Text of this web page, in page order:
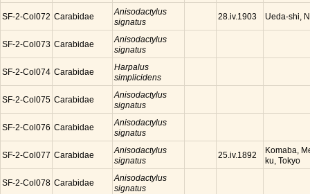
SF-2-Col072 Carabidae
Anisodactylus
signatus
28.iv.1903 Ueda-shi,
SF-2-Col073 Carabidae
Anisodactylus
signatus
SF-2-Col074 Carabidae
Harpalus
simplicidens
SF-2-Col075 Carabidae
Anisodactylus
signatus
SF-2-Col076 Carabidae
Anisodactylus
signatus
SF-2-Col077 Carabidae
Anisodactylus
signatus
25.iv.1892
Komaba,
ku, Tokyo
SF-2-Col078 Carabidae
Anisodactylus
signatus